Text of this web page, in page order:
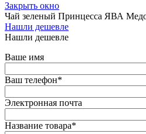
Закрыть окно
Чай зеленый Принцесса ЯВА
Нашли дешевле
Нашли дешевле
Ваше имя
Ваш телефон*
Электронная почта
Название товара*